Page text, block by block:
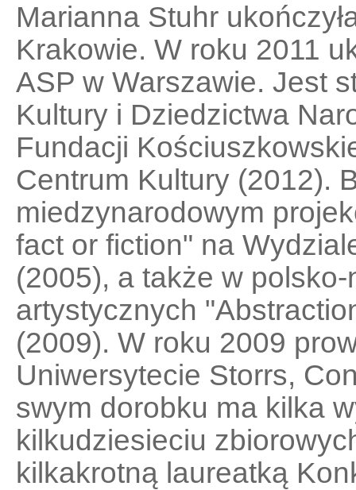
Marianna Stuhr
Krakowie. W roku 2011
ASP w Warszawie. Jest
Kultury i Dziedzictwa
Fundacji
Centrum Kultury (2012).
miedzynarodowym
fact or fiction" na
(2005), a także w
artystycznych
(2009). W roku 2009
Uniwersytecie Storrs,
swym dorobku ma kilka
kilkudziesieciu
kilkakrotną laureatką